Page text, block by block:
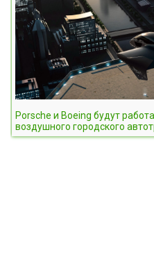
Porsche и Boeing будут
воздушного городского